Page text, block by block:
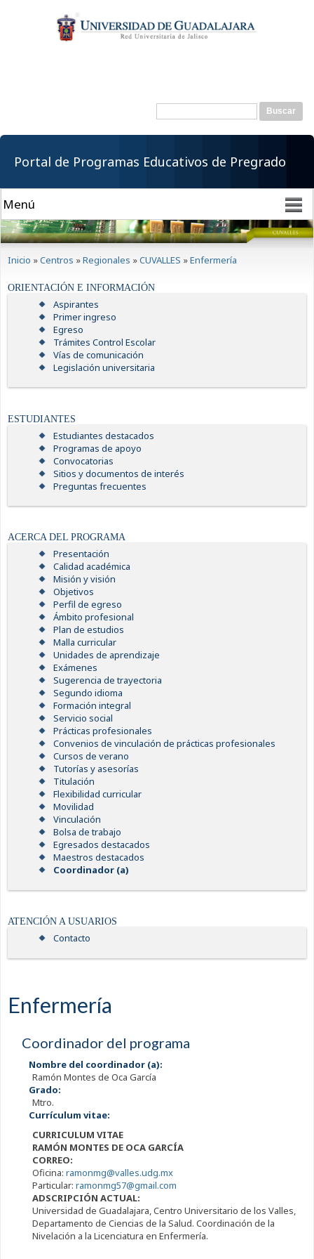
contenido
principal
Formulario de
Buscar
Portal de Programas Educativos de Pregrado
Inicio »Centros »Regionales »CUVALLES »Enfermería
ORIENTACIÓN E INFORMACIÓN
Aspirantes
Primer ingreso
Egreso
Trámites Control Escolar
Vías de comunicación
Legislación universitaria
ESTUDIANTES
Estudiantes destacados
Programas de apoyo
Convocatorias
Sitios y documentos de interés
Preguntas frecuentes
ACERCA DEL PROGRAMA
Presentación
Calidad académica
Misión y visión
Objetivos
Perfil de egreso
Ámbito profesional
Plan de estudios
Malla curricular
Unidades de aprendizaje
Exámenes
Sugerencia de trayectoria
Segundo idioma
Formación integral
Servicio social
Prácticas profesionales
Convenios de vinculación de prácticas profesionales
Cursos de verano
Tutorías y asesorías
Titulación
Flexibilidad curricular
Movilidad
Vinculación
Bolsa de trabajo
Egresados destacados
Maestros destacados
Coordinador (a)
ATENCIÓN A USUARIOS
Contacto
Enfermería
Coordinador del programa
Nombre del coordinador (a):
Ramón Montes de Oca García
Grado:
Mtro.
Currículum vitae:
CURRICULUM VITAE
RAMÓN MONTES DE OCA GARCÍA
CORREO:
Oficina: ramonmg@valles.udg.mx
Particular: ramonmg57@gmail.com
ADSCRIPCIÓN ACTUAL:
Universidad de Guadalajara, Centro Universitario de los Valles,
Departamento de Ciencias de la Salud. Coordinación de la
Nivelación a la Licenciatura en Enfermería.